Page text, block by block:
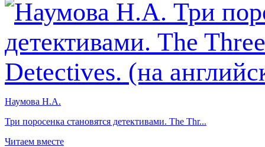
Наумова Н.А.
Три поросенка становятся детективами. The Thr...
Читаем вместе